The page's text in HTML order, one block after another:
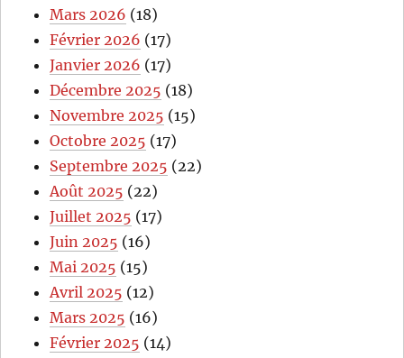
Mars 2026 (18)
Février 2026 (17)
Janvier 2026 (17)
Décembre 2025 (18)
Novembre 2025 (15)
Octobre 2025 (17)
Septembre 2025 (22)
Août 2025 (22)
Juillet 2025 (17)
Juin 2025 (16)
Mai 2025 (15)
Avril 2025 (12)
Mars 2025 (16)
Février 2025 (14)